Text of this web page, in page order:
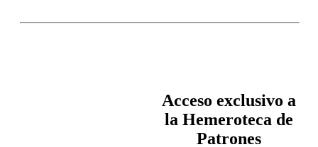
Acceso exclusivo a
la Hemeroteca de
Patrones